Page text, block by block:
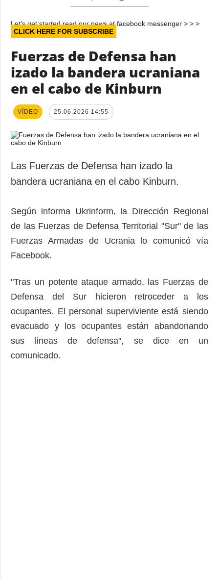
Let’s get started read our news at facebook messenger > > >
CLICK HERE FOR SUBSCRIBE
Fuerzas de Defensa han
izado la bandera ucraniana
en el cabo de Kinburn
VÍDEO 25.06.2026 14:55
Las Fuerzas de Defensa han izado la
bandera ucraniana en el cabo Kinburn.
Según informa Ukrinform, la Dirección Regional
de las Fuerzas de Defensa Territorial "Sur" de las
Fuerzas Armadas de Ucrania lo comunicó vía
Facebook.
"Tras un potente ataque armado, las Fuerzas de
Defensa del Sur hicieron retroceder a los
ocupantes. El personal superviviente está siendo
evacuado y los ocupantes están abandonando
sus líneas de defensa", se dice en un
comunicado.